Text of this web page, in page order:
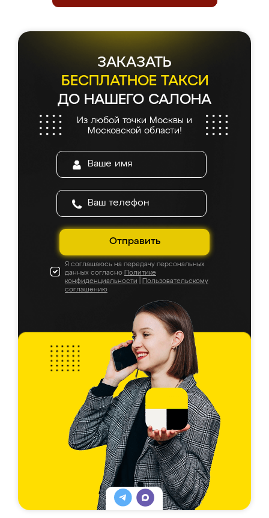
ЗАКАЗАТЬ
БЕСПЛАТНОЕ ТАКСИ
ДО НАШЕГО САЛОНА
Из любой точки Москвы и
Московской области!
Отправить
Я соглашаюсь на передачу персональных
данных согласно Политике
конфиденциальности
Пользовательскому
соглашению